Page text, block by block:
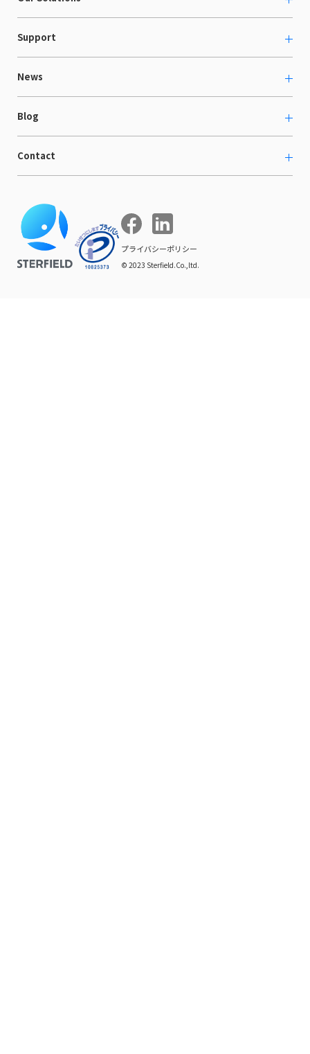
カルチャー
採用情報
越境ECコンサルティング
Shopee支援
LaunchCart
海外向けホームページ制作
COMPE NAVI
Support
お役立ち資料
セミナー情報
News
プレスリリース
イベント
ニュース
Blog
ECブログ
開発ブログ
イベントレポート
Contact
プライバシーポリシー
© 2023 Sterfield.Co.,ltd.